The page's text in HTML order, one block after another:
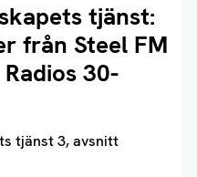
tjänst:
från Steel FM
30-
tjänst 3, avsnitt